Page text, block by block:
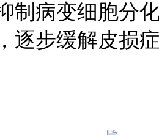
制病变细胞分
逐步缓解皮损